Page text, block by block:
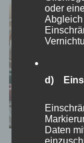
oder
d)
Daten